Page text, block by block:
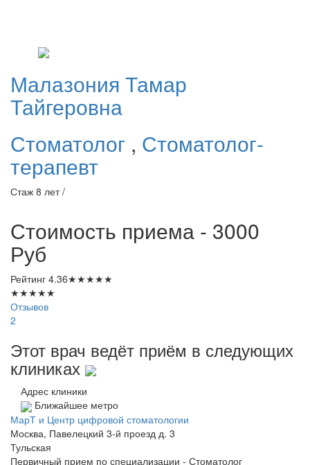
Малазония Тамар
Тайгеровна
Стоматолог , Стоматолог-
терапевт
Стаж 8 лет /
Стоимость приема - 3000
Руб
Рейтинг 4.36★★★★★
★★★★★
Отзывов
2
Этот врач ведёт приём в следующих
клиниках
Адрес клиники
Ближайшее метро
МарТ и Центр цифровой стоматологии
Москва, Павелецкий 3-й проезд д. 3
Тульская
Первичный прием по специализации - Стоматолог